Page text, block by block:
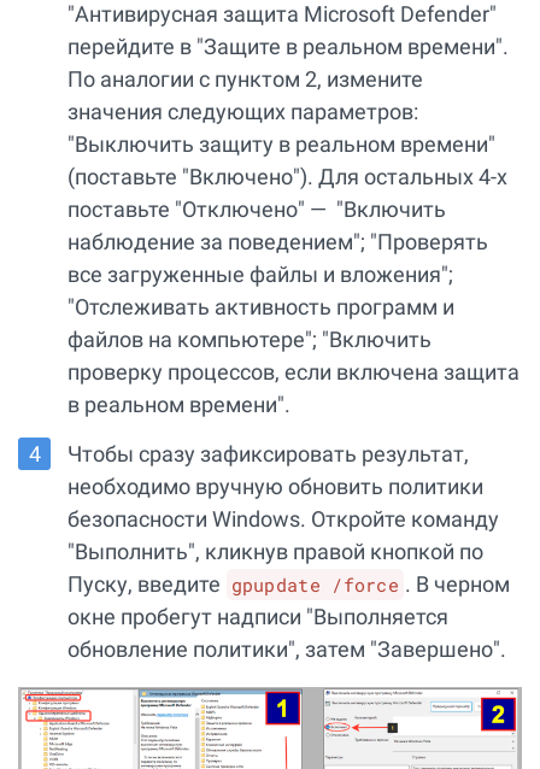
"Антивирусная защита Microsoft Defender"
перейдите в "Защите в реальном времени".
По аналогии с пунктом 2, измените
значения следующих параметров:
"Выключить защиту в реальном времени"
(поставьте "Включено"). Для остальных 4-х
поставьте "Отключено" — "Включить
наблюдение за поведением"; "Проверять
все загруженные файлы и вложения";
"Отслеживать активность программ и
файлов на компьютере"; "Включить
проверку процессов, если включена защита
в реальном времени".
Чтобы сразу зафиксировать результат,
необходимо вручную обновить политики
безопасности Windows. Откройте команду
"Выполнить", кликнув правой кнопкой по
Пуску, введите gpupdate /force . В черном
окне пробегут надписи "Выполняется
обновление политики", затем "Завершено".